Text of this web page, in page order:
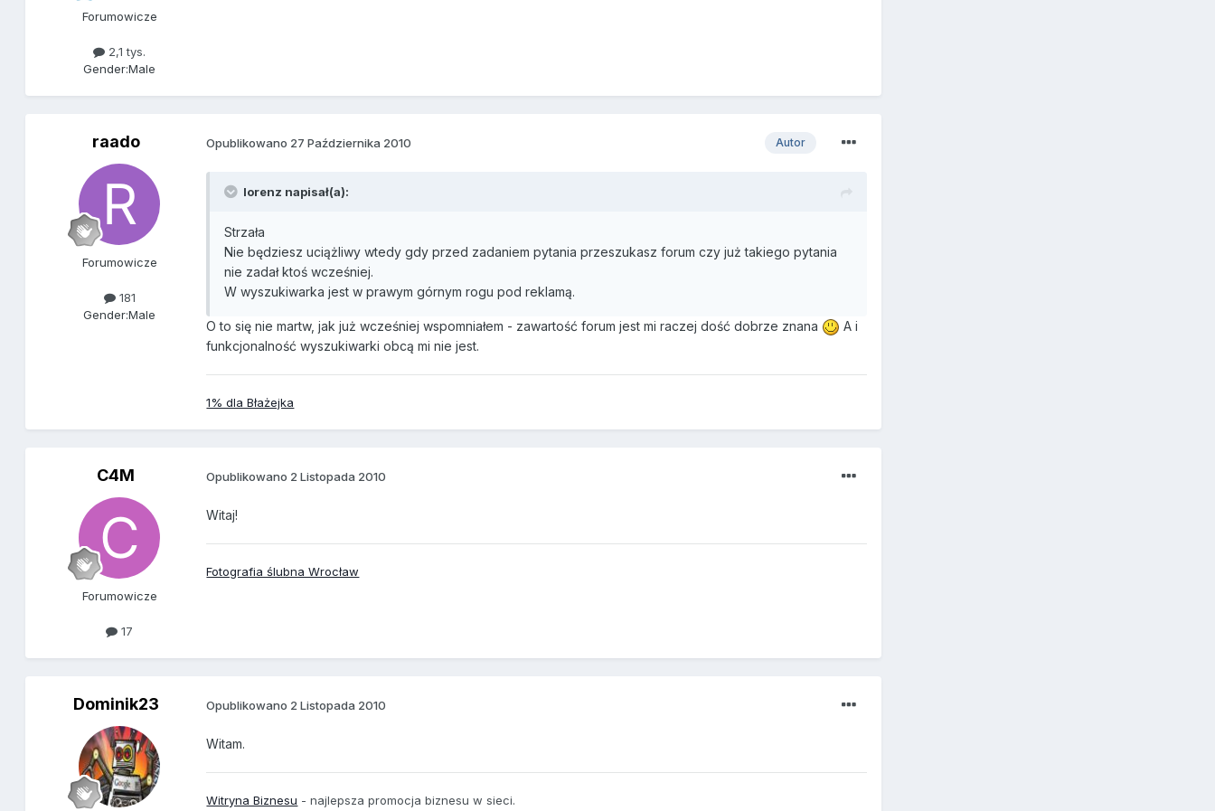
Forumowicze
2,1 tys.
Gender:Male
raado
Forumowicze
181
Gender:Male
Autor
Opublikowano 27 Października 2010
lorenz napisał(a):
Strzała
Nie będziesz uciążliwy wtedy gdy przed zadaniem pytania przeszukasz forum czy już takiego pytania
nie zadał ktoś wcześniej.
W wyszukiwarka jest w prawym górnym rogu pod reklamą.
O to się nie martw, jak już wcześniej wspomniałem - zawartość forum jest mi raczej dość dobrze znana
A i
funkcjonalność wyszukiwarki obcą mi nie jest.
1% dla Błażejka
C4M
Forumowicze
17
Opublikowano 2 Listopada 2010
Witaj!
Fotografia ślubna Wrocław
Dominik23 Opublikowano 2 Listopada 2010
Witam.
Witryna Biznesu - najlepsza promocja biznesu w sieci.